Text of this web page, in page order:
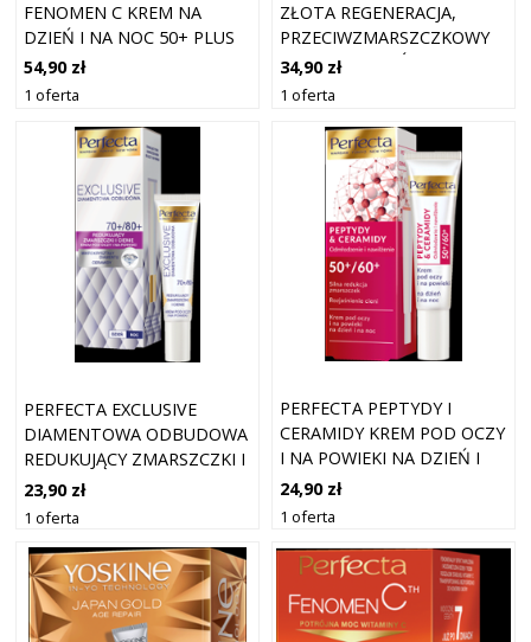
FENOMEN C KREM NA
DZIEŃ I NA NOC 50+ PLUS
KREM POD OCZY
54,90 zł
1 oferta
ZŁOTA REGENERACJA,
PRZECIWZMARSZCZKOWY
KREM NA DZIEŃ I NA NOC
75+
34,90 zł
1 oferta
PERFECTA EXCLUSIVE
DIAMENTOWA ODBUDOWA
REDUKUJĄCY ZMARSZCZKI I
CIENIE KREM POD OCZY I
NA POWIEKI
23,90 zł
1 oferta
PERFECTA PEPTYDY I
CERAMIDY KREM POD OCZY
I NA POWIEKI NA DZIEŃ I
NA NOC 50+/60+
24,90 zł
1 oferta